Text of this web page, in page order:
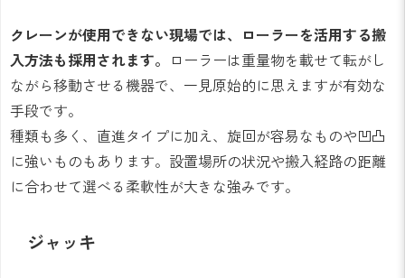
クレーンが使用できない現場では、ローラーを活用する搬
入方法も採用されます。 ローラーは重量物を載せて転がし
ながら移動させる機器で、一見原始的に思えますが有効な
手段です。
種類も多く、直進タイプに加え、旋回が容易なものや凹凸
に強いものもあります。設置場所の状況や搬入経路の距離
に合わせて選べる柔軟性が大きな強みです。
ジャッキ